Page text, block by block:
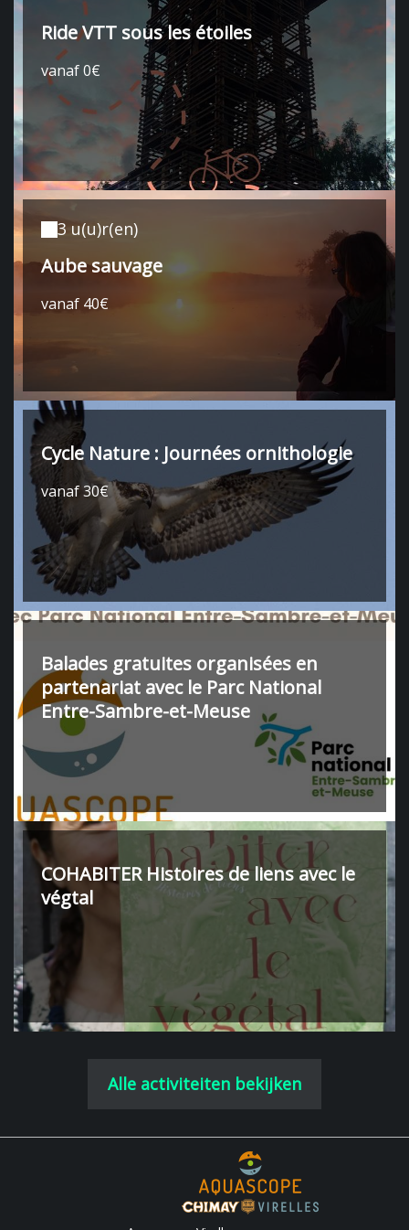
Ride VTT sous les étoiles
vanaf 0€
3 u(u)r(en)
Aube sauvage
vanaf 40€
Cycle Nature : Journées ornithologie
vanaf 30€
Balades gratuites organisées en
partenariat avec le Parc National
Entre-Sambre-et-Meuse
COHABITER Histoires de liens avec le
végtal
Alle activiteiten bekijken